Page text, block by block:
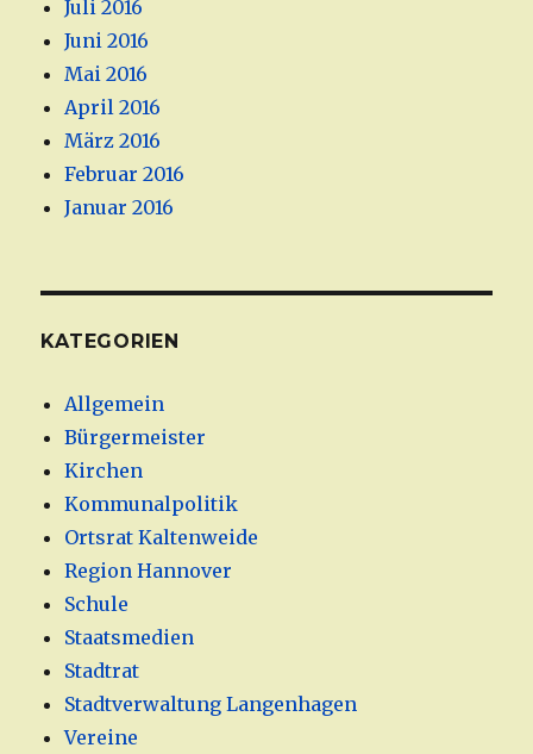
Juli 2016
Juni 2016
Mai 2016
April 2016
März 2016
Februar 2016
Januar 2016
KATEGORIEN
Allgemein
Bürgermeister
Kirchen
Kommunalpolitik
Ortsrat Kaltenweide
Region Hannover
Schule
Staatsmedien
Stadtrat
Stadtverwaltung Langenhagen
Vereine